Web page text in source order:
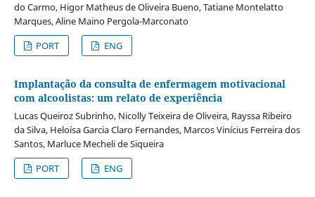
do Carmo, Higor Matheus de Oliveira Bueno, Tatiane Montelatto
Marques, Aline Maino Pergola-Marconato
PORT
ENG
Implantação da consulta de enfermagem motivacional
com alcoolistas: um relato de experiência
Lucas Queiroz Subrinho, Nicolly Teixeira de Oliveira, Rayssa Ribeiro
da Silva, Heloísa Garcia Claro Fernandes, Marcos Vinícius Ferreira dos
Santos, Marluce Mecheli de Siqueira
PORT
ENG